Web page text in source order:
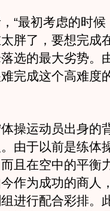
最初考虑的时候
胖了，要想完成
选的最大劣势。
完成这个高难度
运动员出身的
由于以前是练体
且在空中的平衡
作为成功的商人
进行配合彩排。